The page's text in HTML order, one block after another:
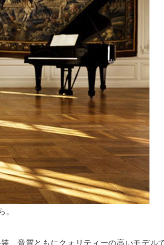
。
、音質ともにクォリティーの高いモデル